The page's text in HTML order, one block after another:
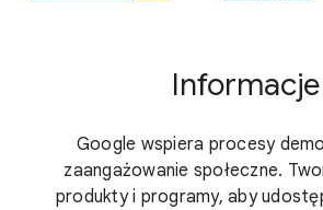
Informacje
Google wspiera procesy
zaangażowanie społeczne.
produkty i programy, aby